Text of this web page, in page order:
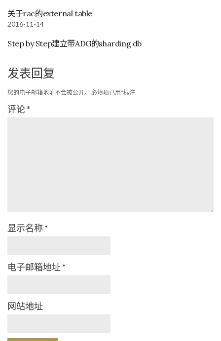
关于rac的external table
2016-11-14
Step by Step建立带ADG的sharding db
发表回复
您的电子邮箱地址不会被公开。 必填项已用*标注
评论*
显示名称 *
电子邮箱地址 *
网站地址